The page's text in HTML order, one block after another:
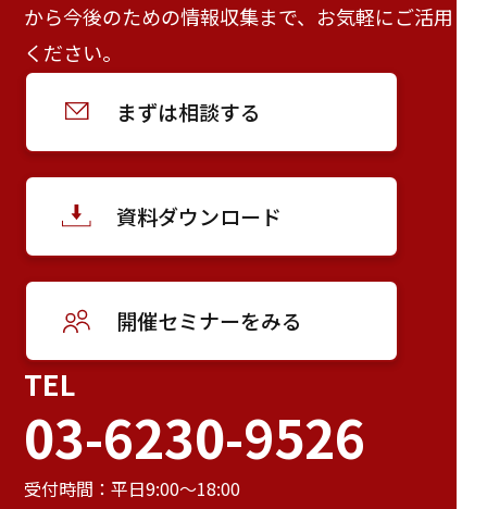
から今後のための情報収集まで、お気軽にご活用
ください。
まずは相談する
資料ダウンロード
開催セミナーをみる
TEL
03-6230-9526
受付時間：平日9:00～18:00